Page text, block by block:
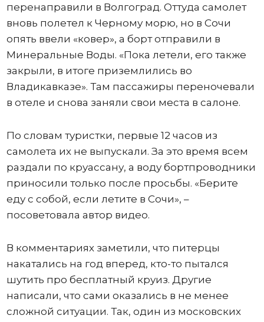
перенаправили в Волгоград. Оттуда самолет
вновь полетел к Черному морю, но в Сочи
опять ввели «ковер», а борт отправили в
Минеральные Воды. «Пока летели, его также
закрыли, в итоге приземлились во
Владикавказе». Там пассажиры переночевали
в отеле и снова заняли свои места в салоне.
По словам туристки, первые 12 часов из
самолета их не выпускали. За это время всем
раздали по круассану, а воду бортпроводники
приносили только после просьбы. «Берите
еду с собой, если летите в Сочи», –
посоветовала автор видео.
В комментариях заметили, что питерцы
накатались на год вперед, кто-то пытался
шутить про бесплатный круиз. Другие
написали, что сами оказались в не менее
сложной ситуации. Так, один из московских